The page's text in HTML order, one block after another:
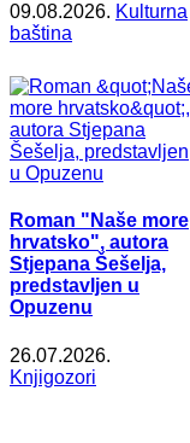
09.08.2026. Kulturna
baština
Roman "Naše more
hrvatsko", autora
Stjepana Šešelja,
predstavljen u
Opuzenu
26.07.2026.
Knjigozori